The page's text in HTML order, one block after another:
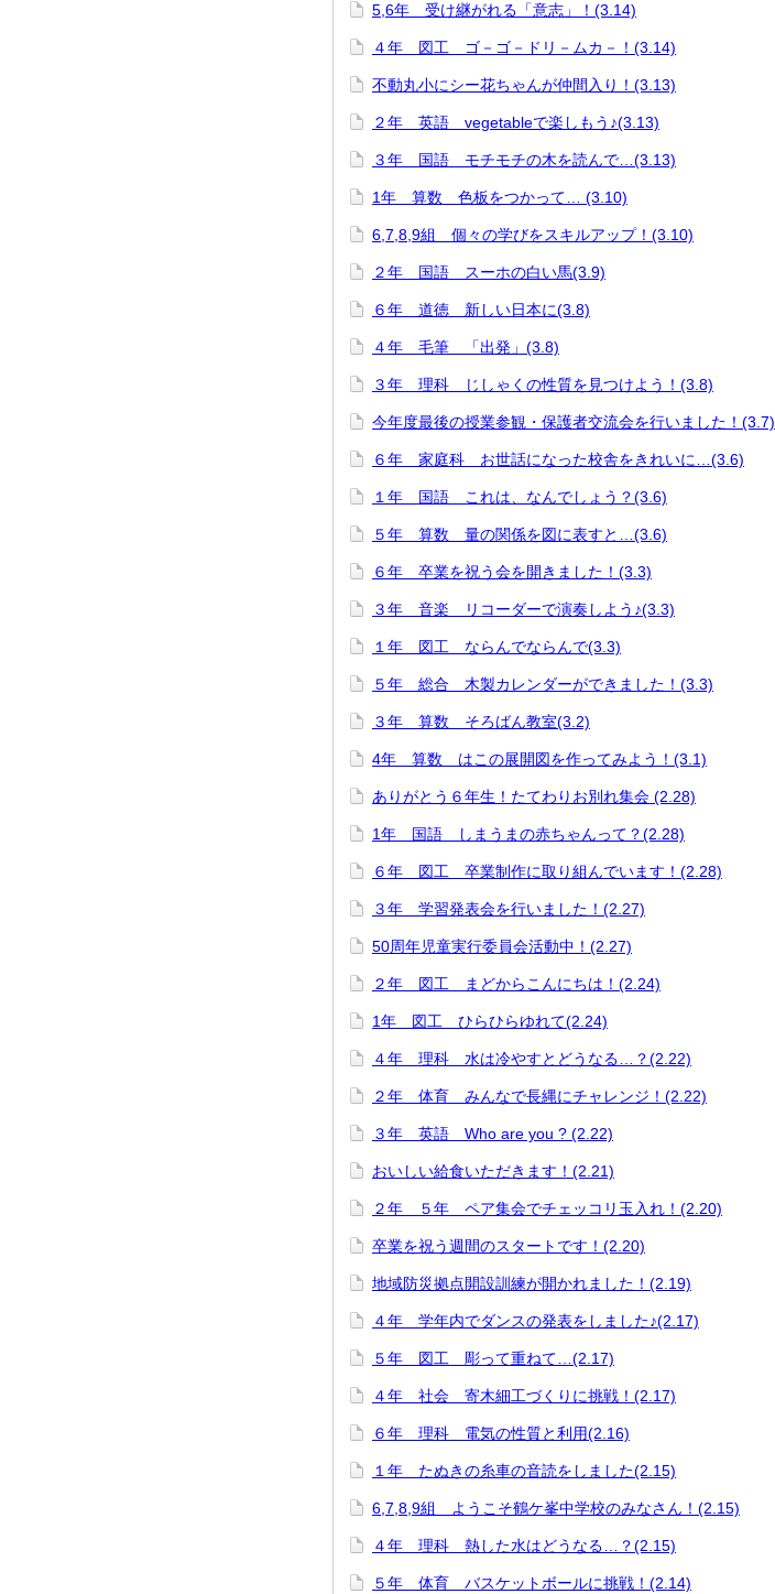
5,6年 受け継がれる「意志」！(3.14)
４年 図工 ゴ－ゴ－ドリ－ムカ－！(3.14)
不動丸小にシー花ちゃんが仲間入り！(3.13)
２年 英語 vegetableで楽しもう♪(3.13)
３年 国語 モチモチの木を読んで…(3.13)
1年 算数 色板をつかって… (3.10)
6,7,8,9組 個々の学びをスキルアップ！(3.10)
２年 国語 スーホの白い馬(3.9)
６年 道徳 新しい日本に(3.8)
４年 毛筆 「出発」(3.8)
３年 理科 じしゃくの性質を見つけよう！(3.8)
今年度最後の授業参観・保護者交流会を行いました！(3.7)
６年 家庭科 お世話になった校舎をきれいに…(3.6)
１年 国語 これは、なんでしょう？(3.6)
５年 算数 量の関係を図に表すと…(3.6)
６年 卒業を祝う会を開きました！(3.3)
３年 音楽 リコーダーで演奏しよう♪(3.3)
１年 図工 ならんでならんで(3.3)
５年 総合 木製カレンダーができました！(3.3)
３年 算数 そろばん教室(3.2)
4年 算数 はこの展開図を作ってみよう！(3.1)
ありがとう６年生！たてわりお別れ集会 (2.28)
1年 国語 しまうまの赤ちゃんって？(2.28)
６年 図工 卒業制作に取り組んでいます！(2.28)
３年 学習発表会を行いました！(2.27)
50周年児童実行委員会活動中！(2.27)
２年 図工 まどからこんにちは！(2.24)
1年 図工 ひらひらゆれて(2.24)
４年 理科 水は冷やすとどうなる…？(2.22)
２年 体育 みんなで長縄にチャレンジ！(2.22)
３年 英語 Who are you ? (2.22)
おいしい給食いただきます！(2.21)
２年 ５年 ペア集会でチェッコリ玉入れ！(2.20)
卒業を祝う週間のスタートです！(2.20)
地域防災拠点開設訓練が開かれました！(2.19)
４年 学年内でダンスの発表をしました♪(2.17)
５年 図工 彫って重ねて…(2.17)
４年 社会 寄木細工づくりに挑戦！(2.17)
６年 理科 電気の性質と利用(2.16)
１年 たぬきの糸車の音読をしました(2.15)
6,7,8,9組 ようこそ鶴ケ峯中学校のみなさん！(2.15)
４年 理科 熱した水はどうなる…？(2.15)
５年 体育 バスケットボールに挑戦！(2.14)